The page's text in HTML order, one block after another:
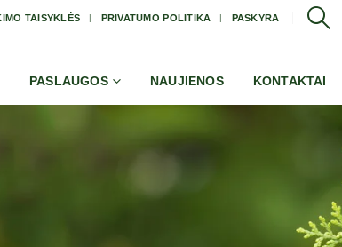
TAISYKLĖS PRIVATUMO POLITIKA PASKYRA
PASLAUGOS NAUJIENOS KONTAKTAI